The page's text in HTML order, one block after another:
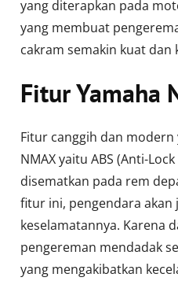
yang diterapkan pada
yang membuat
cakram semakin kuat dan
Fitur Yamaha
Fitur canggih dan
NMAX yaitu ABS (Anti-
disematkan pada rem
fitur ini, pengendara
keselamatannya. Karena
pengereman mendadak
yang mengakibatkan